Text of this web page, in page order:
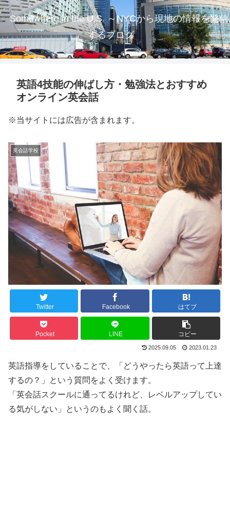
Somewhere in the U.S. ～NYCから現地の情報を発信
するブログ
英語4技能の伸ばし方・勉強法とおすすめ
オンライン英会話
※当サイトには広告が含まれます。
英会話学校
Twitter Facebook はてブ
Pocket LINE コピー
2025.09.05 2023.01.23
英語指導をしていることで、「どうやったら英語って上達
するの？」という質問をよく受けます。
「英会話スクールに通ってるけれど、レベルアップしてい
る気がしない」というのもよく聞く話。